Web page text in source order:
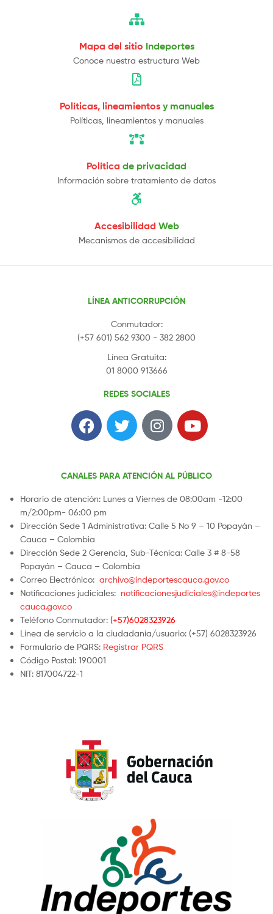
Mapa del sitio Indeportes
Conoce nuestra estructura Web
Políticas, lineamientos y manuales
Políticas, lineamientos y manuales
Política de privacidad
Información sobre tratamiento de datos
Accesibilidad Web
Mecanismos de accesibilidad
LÍNEA ANTICORRUPCIÓN
Conmutador:
(+57 601) 562 9300 - 382 2800
Línea Gratuita:
01 8000 913666
REDES SOCIALES
CANALES PARA ATENCIÓN AL PÚBLICO
Horario de atención: Lunes a Viernes de 08:00am -12:00
m/2:00pm- 06:00 pm
Dirección Sede 1 Administrativa: Calle 5 No 9 – 10 Popayán –
Cauca – Colombia
Dirección Sede 2 Gerencia, Sub-Técnica: Calle 3 # 8-58
Popayán – Cauca – Colombia
Correo Electrónico: archivo@indeportescauca.gov.co
Notificaciones judiciales: notificacionesjudiciales@indeportes
cauca.gov.co
Teléfono Conmutador: (+57)6028323926
Línea de servicio a la ciudadanía/usuario: (+57) 6028323926
Formulario de PQRS: Registrar PQRS
Código Postal: 190001
NIT: 817004722-1